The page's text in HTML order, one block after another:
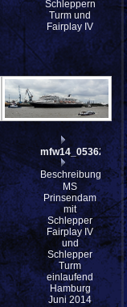
Schleppern
Turm und
Fairplay IV
mfw14_053625
Beschreibung:
MS
Prinsendam
mit
Schlepper
Fairplay IV
und
Schlepper
Turm
einlaufend
Hamburg
Juni 2014